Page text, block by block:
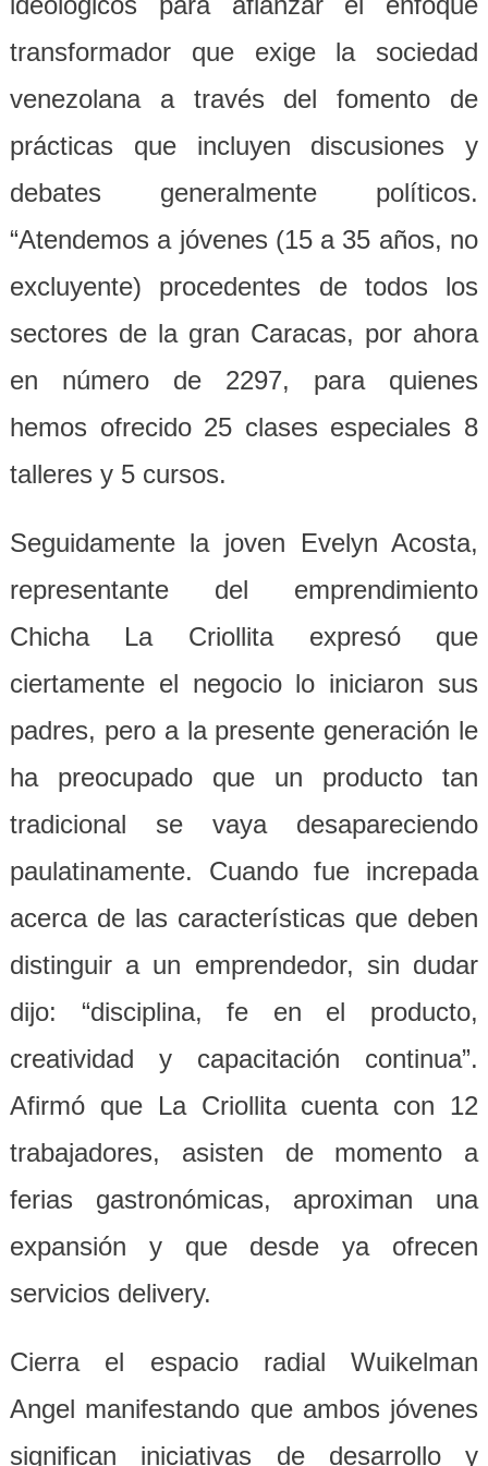
transformador que exige la sociedad
venezolana a través del fomento de
prácticas que incluyen discusiones y
debates generalmente políticos.
“Atendemos a jóvenes (15 a 35 años, no
excluyente) procedentes de todos los
sectores de la gran Caracas, por ahora
en número de 2297, para quienes
hemos ofrecido 25 clases especiales 8
talleres y 5 cursos.
Seguidamente la joven Evelyn Acosta,
representante del emprendimiento
Chicha La Criollita expresó que
ciertamente el negocio lo iniciaron sus
padres, pero a la presente generación le
ha preocupado que un producto tan
tradicional se vaya desapareciendo
paulatinamente. Cuando fue increpada
acerca de las características que deben
distinguir a un emprendedor, sin dudar
dijo: “disciplina, fe en el producto,
creatividad y capacitación continua”.
Afirmó que La Criollita cuenta con 12
trabajadores, asisten de momento a
ferias gastronómicas, aproximan una
expansión y que desde ya ofrecen
servicios delivery.
Cierra el espacio radial Wuikelman
Angel manifestando que ambos jóvenes
significan iniciativas de desarrollo y